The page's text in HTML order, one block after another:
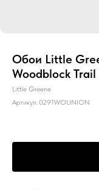
Обои Little
Woodblock
Little Greene
Артикул: 0291WOUNION